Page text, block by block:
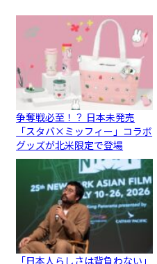
争奪戦必至！？ 日本未発売
「スタバ×ミッフィー」コラボ
グッズが北米限定で登場
「日本人らしさは背負わない」